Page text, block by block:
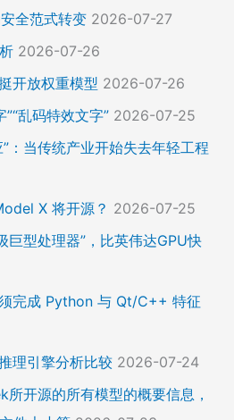
全范式转变 2026-07-27
2026-07-26
开放权重模型 2026-07-26
乱码特效文字” 2026-07-25
：当传统产业开始失去年轻工程
X 将开源？ 2026-07-25
巨型处理器”，比英伟达GPU快
完成 Python 与 Qt/C++ 特征
理引擎分析比较 2026-07-24
开源的所有模型的概要信息，